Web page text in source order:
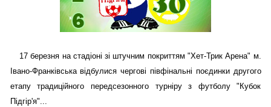
17 березня на стадіоні зі штучним покриттям "Хет-Трик Арена" м.
Івано-Франківська відбулися чергові півфінальні поєдинки другого
етапу традиційного передсезонного турніру з футболу "Кубок
Підгір'я"...